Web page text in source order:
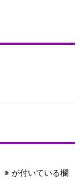
※ が付いている欄